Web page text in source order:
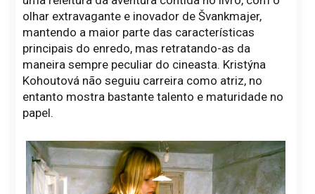
olhar extravagante e inovador de Švankmajer,
mantendo a maior parte das características
principais do enredo, mas retratando-as da
maneira sempre peculiar do cineasta. Kristýna
Kohoutová não seguiu carreira como atriz, no
entanto mostra bastante talento e maturidade no
papel.